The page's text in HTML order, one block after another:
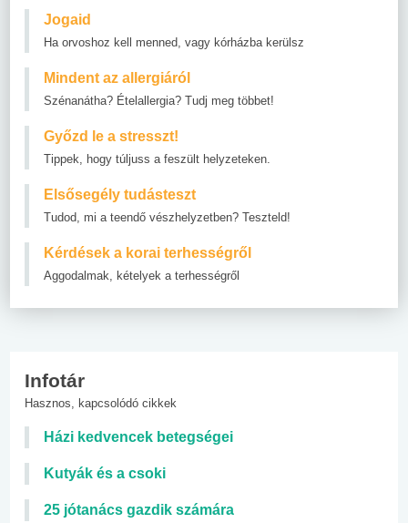
Jogaid
Ha orvoshoz kell menned, vagy kórházba kerülsz
Mindent az allergiáról
Szénanátha? Ételallergia? Tudj meg többet!
Győzd le a stresszt!
Tippek, hogy túljuss a feszült helyzeteken.
Elsősegély tudásteszt
Tudod, mi a teendő vészhelyzetben? Teszteld!
Kérdések a korai terhességről
Aggodalmak, kételyek a terhességről
Infotár
Hasznos, kapcsolódó cikkek
Házi kedvencek betegségei
Kutyák és a csoki
25 jótanács gazdik számára